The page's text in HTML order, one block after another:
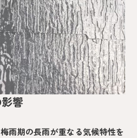
響
雨期の長雨が重なる気候特性を